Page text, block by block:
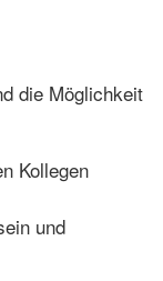
die Möglichkeit
Kollegen
und